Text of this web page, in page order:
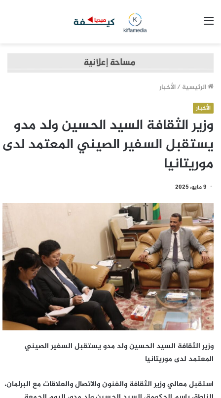
الرئيسية /الأخبار
الأخبار
وزير الثقافة السيد الحسين ولد مدو
يستقبل السفير الصيني المعتمد لدى
موريتانيا
9 مايو، 2025
وزير الثقافة السيد الحسين ولد مدو يستقبل السفير الصيني
المعتمد لدى موريتانيا
استقبل معالي وزير الثقافة والفنون والاتصال والعلاقات مع البرلمان،